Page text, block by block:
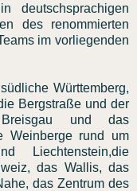
deutschsprachigen
des renommierten
im vorliegenden
Württemberg,
Bergstraße und der
und das
Weinberge rund um
Liechtenstein,die
das Wallis, das
das Zentrum des